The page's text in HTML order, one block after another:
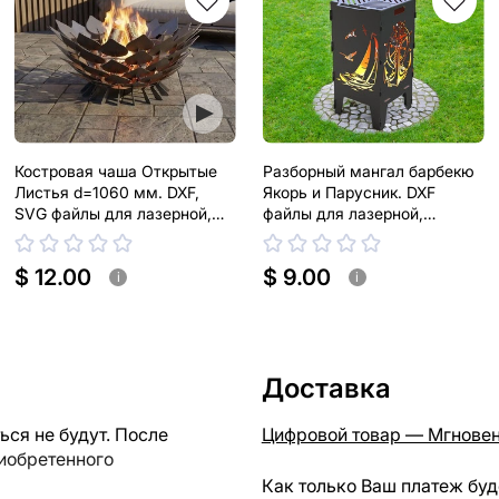
Костровая чаша Открытые
Листья d=1060 мм. DXF,
SVG файлы для лазерной,
плазменной резки
$ 12.00 i
Разборный мангал барбекю
Якорь и Парусник. DXF
файлы для лазерной,
плазменной резки. Корзина
гриль
$ 9.00 i
не будут. После
Доставка
Цифровой товар —
Как только Ваш платеж